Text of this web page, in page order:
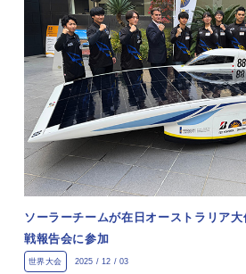
ソーラーチームが在日オーストラリア
戦報告会に参加
世界大会 2025 / 12 / 03